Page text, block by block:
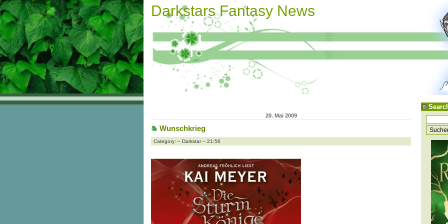
Darkstars Fantasy News
20. Mai 2009
Wunschkrieg
Category: – Darkstar – 21:56